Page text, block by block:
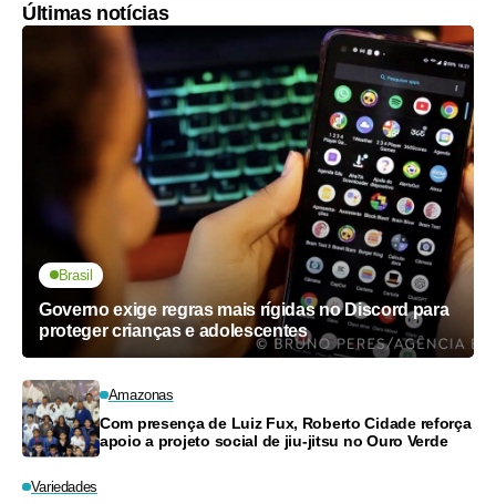
Últimas notícias
Brasil
Governo exige regras mais rígidas no Discord para
proteger crianças e adolescentes
Amazonas
Com presença de Luiz Fux, Roberto Cidade reforça
apoio a projeto social de jiu-jitsu no Ouro Verde
Variedades